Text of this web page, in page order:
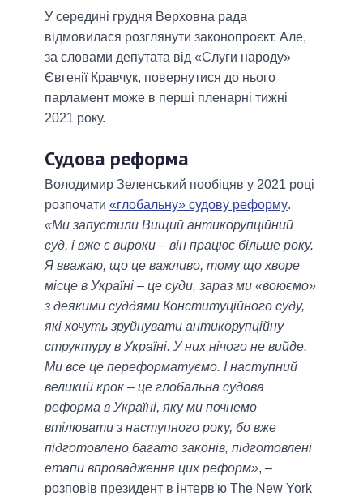
У середині грудня Верховна рада
відмовилася розглянути законопроєкт. Але,
за словами депутата від «Слуги народу»
Євгенії Кравчук, повернутися до нього
парламент може в перші пленарні тижні
2021 року.
Судова реформа
Володимир Зеленський пообіцяв у 2021 році
розпочати «глобальну» судову реформу.
«Ми запустили Вищий антикорупційний
суд, і вже є вироки – він працює більше року.
Я вважаю, що це важливо, тому що хворе
місце в Україні – це суди, зараз ми «воюємо»
з деякими суддями Конституційного суду,
які хочуть зруйнувати антикорупційну
структуру в Україні. У них нічого не вийде.
Ми все це переформатуємо. І наступний
великий крок – це глобальна судова
реформа в Україні, яку ми почнемо
втілювати з наступного року, бо вже
підготовлено багато законів, підготовлені
етапи впровадження цих реформ», –
розповів президент в інтерв'ю The New York